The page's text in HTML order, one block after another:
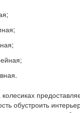
обустроить